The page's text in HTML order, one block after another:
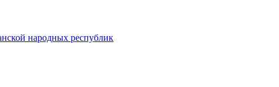
народных республик